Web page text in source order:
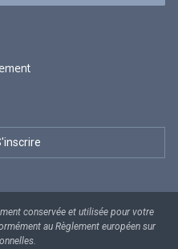
conservée et utilisée pour votre
au Règlement européen sur